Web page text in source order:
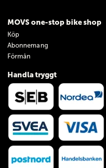
MOVS one-stop bike shop
Köp
Abonnemang
Förmån
Handla tryggt